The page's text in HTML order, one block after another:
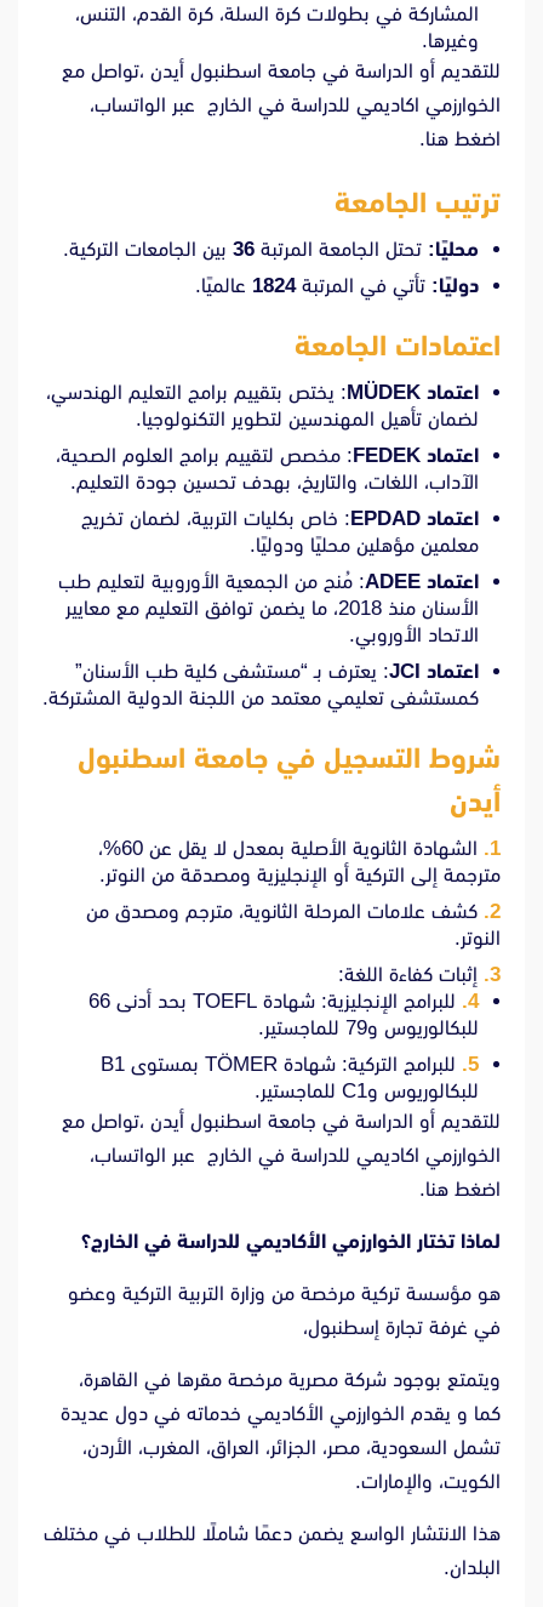
المشاركة في بطولات كرة السلة، كرة القدم، التنس،
وغيرها.
للتقديم أو الدراسة في جامعة اسطنبول أيدن ،تواصل مع
الخوارزمي اكاديمي للدراسة في الخارج عبر الواتساب،
اضغط هنا.
ترتيب الجامعة
محليًا: تحتل الجامعة المرتبة 36 بين الجامعات التركية.
دوليًا: تأتي في المرتبة1824 عالميًا.
اعتمادات الجامعة
اعتماد MÜDEK
: يختص بتقييم برامج التعليم الهندسي،
لضمان تأهيل المهندسين لتطوير التكنولوجيا.
اعتماد FEDEK
: مخصص لتقييم برامج العلوم الصحية،
الآداب، اللغات، والتاريخ، بهدف تحسين جودة التعليم.
اعتماد EPDAD
: خاص بكليات التربية، لضمان تخريج
معلمين مؤهلين محليًا ودوليًا.
اعتماد ADEE
: مُنح من الجمعية الأوروبية لتعليم طب
الأسنان منذ 2018، ما يضمن توافق التعليم مع معايير
الاتحاد الأوروبي.
اعتماد JCI
: يعترف بـ “مستشفى كلية طب الأسنان”
كمستشفى تعليمي معتمد من اللجنة الدولية المشتركة.
شروط التسجيل في جامعة اسطنبول
أيدن
الشهادة الثانوية الأصلية بمعدل لا يقل عن 60%،
مترجمة إلى التركية أو الإنجليزية ومصدقة من النوتر.
كشف علامات المرحلة الثانوية، مترجم ومصدق من
النوتر.
إثبات كفاءة اللغة:
للبرامج الإنجليزية: شهادة TOEFL بحد أدنى 66
للبكالوريوس و79 للماجستير.
للبرامج التركية: شهادة TÖMER بمستوى B1
للبكالوريوس وC1 للماجستير.
للتقديم أو الدراسة في جامعة اسطنبول أيدن ،تواصل مع
الخوارزمي اكاديمي للدراسة في الخارج عبر الواتساب،
اضغط هنا.
لماذا تختار الخوارزمي الأكاديمي للدراسة في الخارج؟
هو مؤسسة تركية مرخصة من وزارة التربية التركية وعضو
في غرفة تجارة إسطنبول،
ويتمتع بوجود شركة مصرية مرخصة مقرها في القاهرة،
كما و يقدم الخوارزمي الأكاديمي خدماته في دول عديدة
تشمل السعودية، مصر، الجزائر، العراق، المغرب، الأردن،
الكويت، والإمارات.
هذا الانتشار الواسع يضمن دعمًا شاملًا للطلاب في مختلف
البلدان.